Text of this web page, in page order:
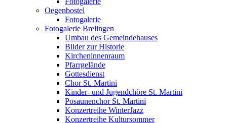
Oegenbostel
Fotogalerie
Fotogalerie Brelingen
Umbau des Gemeindehauses
Bilder zur Historie
Kircheninnenraum
Pfarrgelände
Gottesdienst
Chor St. Martini
Kinder- und Jugendchöre St. Martini
Posaunenchor St. Martini
Konzertreihe WinterJazz
Konzertreihe Kultursommer